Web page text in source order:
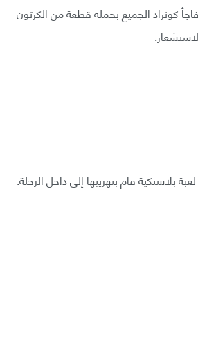
كونراد الجميع بحمله قطعة من الكرتون
بلاستكية قام بتهريبها إلى داخل الرحلة.